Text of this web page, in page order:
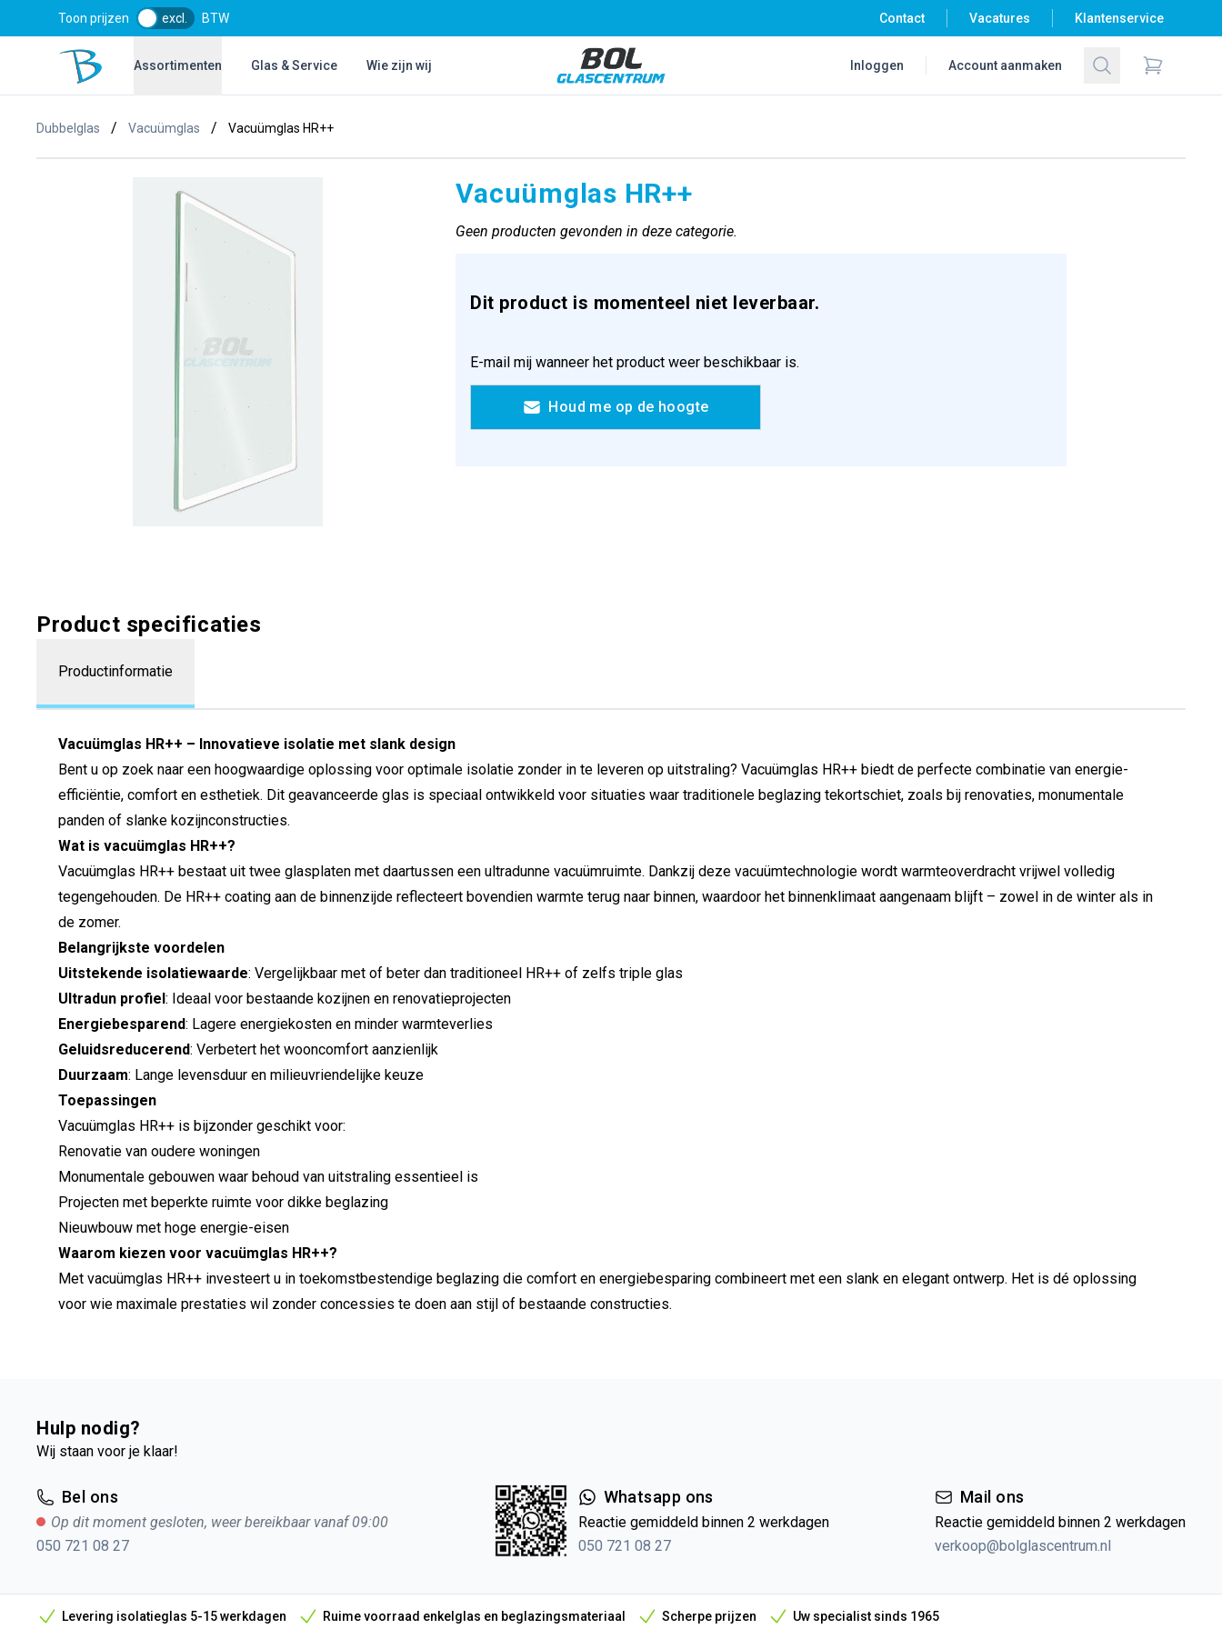
Toon prijzen excl. BTW Contact Vacatures Klantenservice
Bol Glascentrum B.V.Assortimenten Glas & Service Wie zijn wij
Bol Glascentrum B.V.
Inloggen Account aanmaken Zoeken
Items in
Dubbelglas / Vacuümglas / Vacuümglas HR++
Vacuümglas HR++
Geen producten gevonden in deze categorie.
Dit product is momenteel niet leverbaar.
E-mail mij wanneer het product weer beschikbaar is.
Houd me op de hoogte
Product specificaties
Productinformatie
Vacuümglas HR++ – Innovatieve isolatie met slank design
Bent u op zoek naar een hoogwaardige oplossing voor optimale isolatie zonder in te leveren op uitstraling? Vacuümglas HR++ biedt de perfecte combinatie van energie-
efficiëntie, comfort en esthetiek. Dit geavanceerde glas is speciaal ontwikkeld voor situaties waar traditionele beglazing tekortschiet, zoals bij renovaties, monumentale
panden of slanke kozijnconstructies.
Wat is vacuümglas HR++?
Vacuümglas HR++ bestaat uit twee glasplaten met daartussen een ultradunne vacuümruimte. Dankzij deze vacuümtechnologie wordt warmteoverdracht vrijwel volledig
tegengehouden. De HR++ coating aan de binnenzijde reflecteert bovendien warmte terug naar binnen, waardoor het binnenklimaat aangenaam blijft – zowel in de winter als in
de zomer.
Belangrijkste voordelen
Uitstekende isolatiewaarde: Vergelijkbaar met of beter dan traditioneel HR++ of zelfs triple glas
Ultradun profiel: Ideaal voor bestaande kozijnen en renovatieprojecten
Energiebesparend: Lagere energiekosten en minder warmteverlies
Geluidsreducerend: Verbetert het wooncomfort aanzienlijk
Duurzaam: Lange levensduur en milieuvriendelijke keuze
Toepassingen
Vacuümglas HR++ is bijzonder geschikt voor:
Renovatie van oudere woningen
Monumentale gebouwen waar behoud van uitstraling essentieel is
Projecten met beperkte ruimte voor dikke beglazing
Nieuwbouw met hoge energie-eisen
Waarom kiezen voor vacuümglas HR++?
Met vacuümglas HR++ investeert u in toekomstbestendige beglazing die comfort en energiebesparing combineert met een slank en elegant ontwerp. Het is dé oplossing
voor wie maximale prestaties wil zonder concessies te doen aan stijl of bestaande constructies.
Hulp nodig?
Wij staan voor je klaar!
Bel ons
Op dit moment gesloten, weer bereikbaar vanaf 09:00
050 721 08 27
Whatsapp ons
Reactie gemiddeld binnen 2 werkdagen
050 721 08 27
Mail ons
Reactie gemiddeld binnen 2 werkdagen
verkoop@bolglascentrum.nl
Levering isolatieglas 5-15 werkdagen Ruime voorraad enkelglas en beglazingsmateriaal Scherpe prijzen Uw specialist sinds 1965